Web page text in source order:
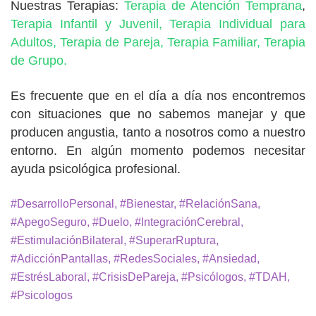
Nuestras Terapias: Terapia de Atención Temprana,
Terapia Infantil y Juvenil,Terapia Individual para
Adultos,Terapia de Pareja, Terapia Familiar,Terapia
de Grupo.
Es frecuente que en el día a día nos encontremos
con situaciones que no sabemos manejar y que
producen angustia, tanto a nosotros como a nuestro
entorno. En algún momento podemos necesitar
ayuda psicológica profesional.
#DesarrolloPersonal, #Bienestar, #RelaciónSana,
#ApegoSeguro, #Duelo, #IntegraciónCerebral,
#EstimulaciónBilateral, #SuperarRuptura,
#AdicciónPantallas, #RedesSociales, #Ansiedad,
#EstrésLaboral, #CrisisDePareja, #Psicólogos, #TDAH,
#Psicologos